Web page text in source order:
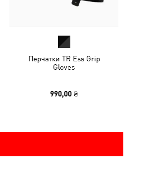
Перчатки TR Ess Grip
Gloves
990,00 ₴